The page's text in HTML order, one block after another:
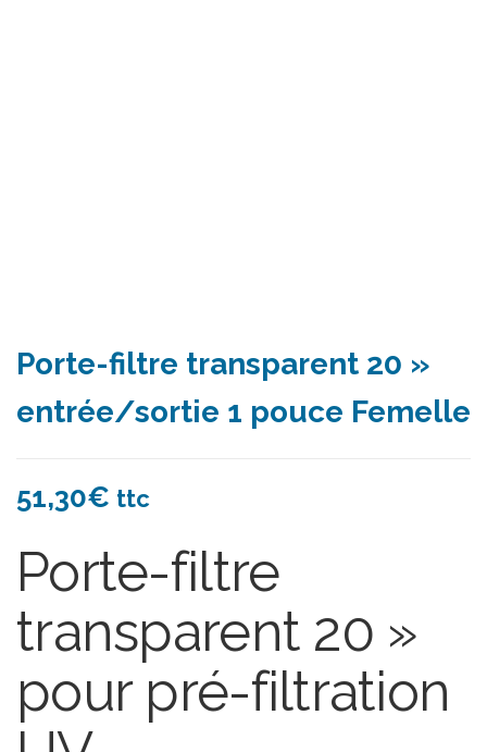
Porte-filtre transparent 20 »
entrée/sortie 1 pouce Femelle
51,30€ ttc
Porte-filtre
transparent 20 »
pour pré-filtration